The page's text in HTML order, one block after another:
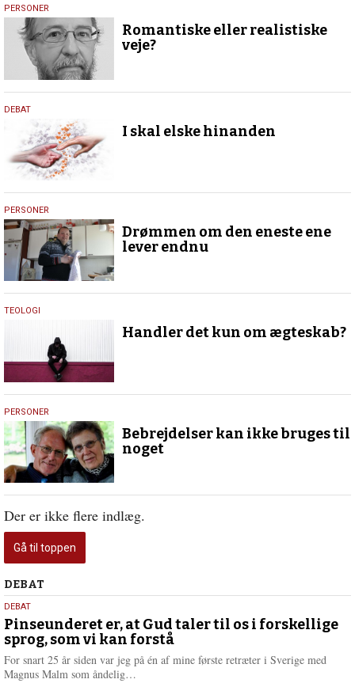
19.
april
2018
PERSONER
Romantiske eller realistiske
veje?
19.
2018
DEBAT
I skal elske hinanden
19.
april
2018
PERSONER
Drømmen om den eneste ene
lever endnu
18.
TEOLOGI
Handler det kun om ægteskab?
18.
april
2018
PERSONER
Bebrejdelser kan ikke bruges til
noget
Der er ikke flere indlæg.
Gå til toppen
Debat
DEBAT
5.
august
2026
DEBAT
Pinseunderet er, at Gud taler til os i forskellige
sprog, som vi kan forstå
For snart 25 år siden var jeg på én af mine første retræter i Sverige med
Magnus Malm som åndelig…